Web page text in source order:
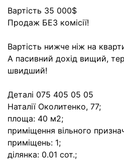
Вартість 35 000$
Продаж БЕЗ комісії!
Вартість нижче ніж на
А пасивний дохід вищий,
швидший!
Деталі 075 405 05 05
Наталії Околитенко, 77;
площа: 40 м2;
приміщення вільного
приміщень: 1;
ділянка: 0.01 сот.;